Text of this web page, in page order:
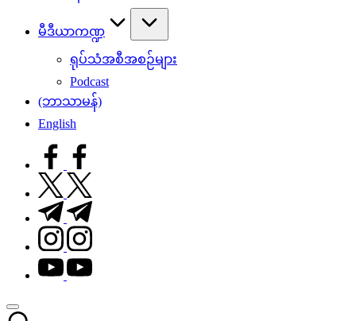
မီဒီယာကဏ္ဍ
ရုပ်သံအစီအစဉ်များ
Podcast
(ဘာသာမန်)
English
facebook.com
twitter.com
t.me
instagram.com
youtube.com